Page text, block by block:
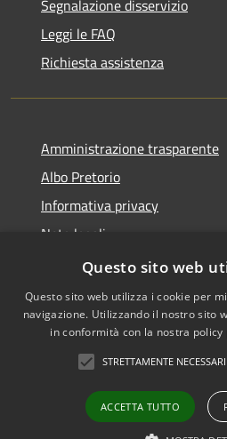
Segnalazione disservizio
Leggi le FAQ
Richiesta assistenza
Amministrazione trasparente
Albo Pretorio
Informativa privacy
Note legali
Dichiarazione di accessibilità
Accessibilità
Questo sito web
Questo sito web utilizza i cookie per
navigazione. Utilizzando il nostro sito
in conformità con la nostra policy
STRETTAMENTE NECESSARI
ACCETTA TUTTO